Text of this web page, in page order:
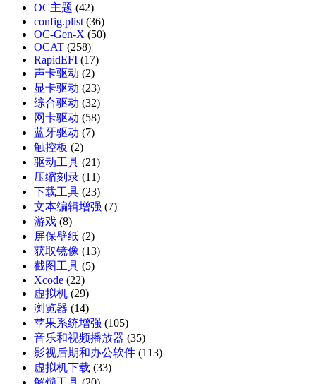
OC主题 (42)
config.plist(36)
OC-Gen-X (50)
OCAT (258)
RapidEFI (17)
声卡驱动 (2)
显卡驱动 (23)
综合驱动 (32)
网卡驱动 (58)
蓝牙驱动 (7)
触控板 (2)
驱动工具 (21)
压缩刻录 (11)
下载工具 (23)
文本编辑增强 (7)
游戏 (8)
屏保壁纸 (2)
获取镜像 (13)
截图工具 (5)
Xcode (22)
虚拟机 (29)
浏览器 (14)
苹果系统增强 (105)
音乐和视频播放器 (35)
影视后期和办公软件 (113)
虚拟机下载 (33)